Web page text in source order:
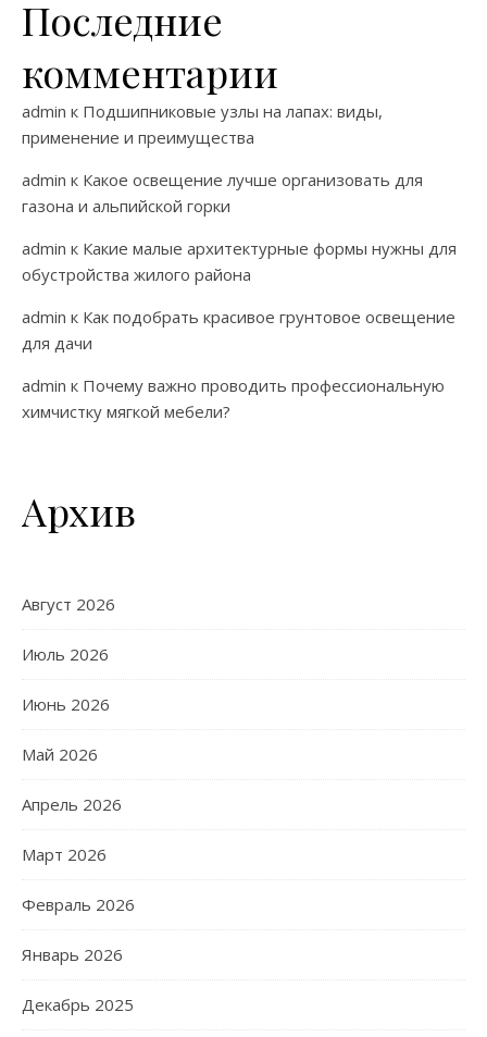
Последние
комментарии
admin к Подшипниковые узлы на лапах: виды,
применение и преимущества
admin к Какое освещение лучше организовать для
газона и альпийской горки
admin к Какие малые архитектурные формы нужны для
обустройства жилого района
admin к Как подобрать красивое грунтовое освещение
для дачи
admin к Почему важно проводить профессиональную
химчистку мягкой мебели?
Архив
Август 2026
Июль 2026
Июнь 2026
Май 2026
Апрель 2026
Март 2026
Февраль 2026
Январь 2026
Декабрь 2025